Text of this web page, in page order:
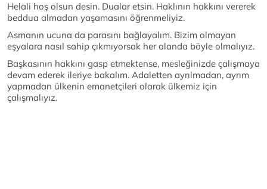
Helali hoş olsun desin. Dualar etsin. Haklının hakkını vererek
beddua almadan yaşamasını öğrenmeliyiz.
Asmanın ucuna da parasını bağlayalım. Bizim olmayan
eşyalara nasıl sahip çıkmıyorsak her alanda böyle olmalıyız.
Başkasının hakkını gasp etmektense, mesleğinizde çalışmaya
devam ederek ileriye bakalım. Adaletten ayrılmadan, ayrım
yapmadan ülkenin emanetçileri olarak ülkemiz için
çalışmalıyız.